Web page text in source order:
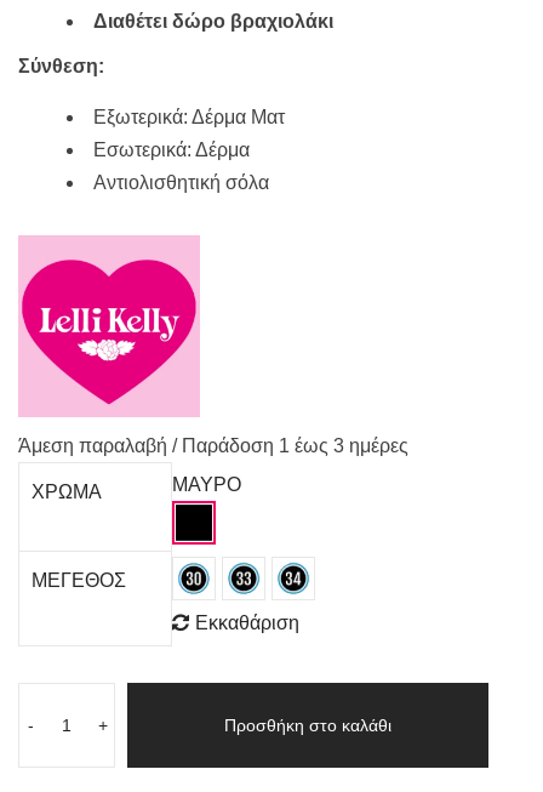
Διαθέτει δώρο βραχιολάκι
Σύνθεση:
Εξωτερικά: Δέρμα Ματ
Εσωτερικά: Δέρμα
Αντιολισθητική σόλα
Άμεση παραλαβή / Παράδoση 1 έως 3 ημέρες
ΧΡΩΜΑ ΜΑΥΡΟ
ΜΕΓΕΘΟΣ
Εκκαθάριση
- + Προσθήκη στο καλάθι